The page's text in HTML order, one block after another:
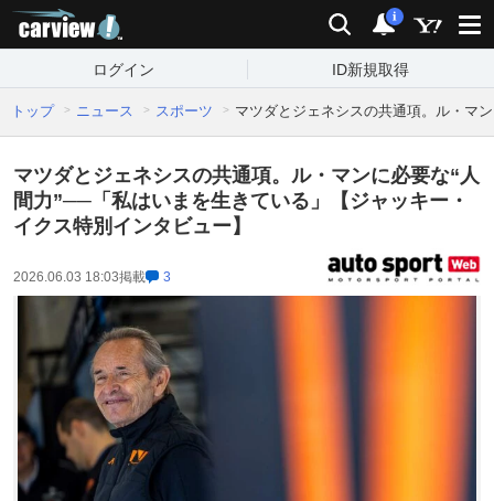
検索 通知
i
ログイン ID新規取得
トップ ニュース スポーツ マツダとジェネシスの共通項。ル・マ
マツダとジェネシスの共通項。ル・マンに必要な“人
間力”──「私はいまを生きている」【ジャッキー・
イクス特別インタビュー】
2026.06.03 18:03掲載 3